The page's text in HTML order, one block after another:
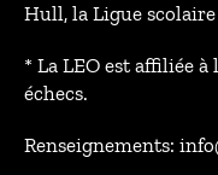
Hull, la Ligue
* La LEO est affiliée à
échecs.
Renseignements: